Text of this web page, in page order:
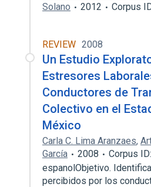
Solano
2012 Corpus
REVIEW 2008
Un Estudio
Estresores
Conductores de
Colectivo en el
México
Carla C. Lima Aranzaes,
García
2008
Corpus
espanolObjetivo.
percibidos por los